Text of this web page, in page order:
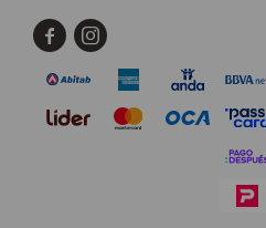
 